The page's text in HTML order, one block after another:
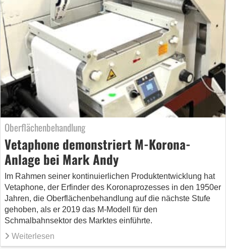
Oberflächenbehandlung
Vetaphone demonstriert M-Korona-
Anlage bei Mark Andy
Im Rahmen seiner kontinuierlichen Produktentwicklung hat
Vetaphone, der Erfinder des Koronaprozesses in den 1950er
Jahren, die Oberflächenbehandlung auf die nächste Stufe
gehoben, als er 2019 das M-Modell für den
Schmalbahnsektor des Marktes einführte.
Weiterlesen